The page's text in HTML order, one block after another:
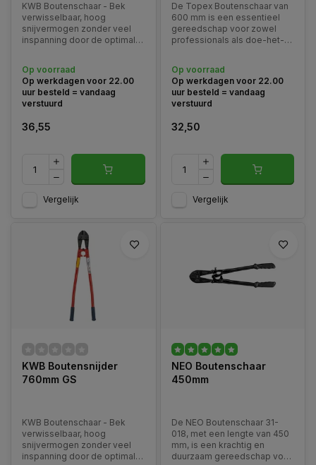
KWB Boutenschaar - Bek
verwisselbaar, hoog
snijvermogen zonder veel
inspanning door de optimale
overbrengingsverhouding,
stelen van stalen buis met
kunststof grepen.
Op voorraad
Op werkdagen voor 22.00
uur besteld = vandaag
verstuurd
36,55
Vergelijk
De Topex Boutenschaar van
600 mm is een essentieel
gereedschap voor zowel
professionals als doe-het-
voor het knippen van
metalen staven, bouten en
kettingen.
Op voorraad
Op werkdagen voor 22.00
uur besteld = vandaag
verstuurd
32,50
Vergelijk
KWB Boutensnijder
760mm GS
KWB Boutenschaar - Bek
verwisselbaar, hoog
snijvermogen zonder veel
inspanning door de optimale
NEO Boutenschaar
450mm
De NEO Boutenschaar 31-
018, met een lengte van 450
mm, is een krachtig en
duurzaam gereedschap voor